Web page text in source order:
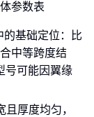
参数表
基础定位：比
中等跨度结
可能因翼缘
厚度均匀，